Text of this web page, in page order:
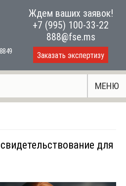
Ждем ваших заявок!
+7 (995) 100-33-22
888@fse.ms
Заказать экспертизу
МЕНЮ
для